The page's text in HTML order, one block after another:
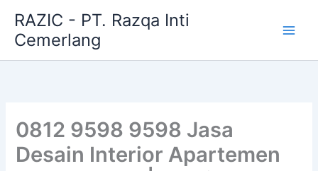
content
RAZIC - PT. Razqa Inti
Cemerlang
0812 9598 9598 Jasa
Desain Interior Apartemen